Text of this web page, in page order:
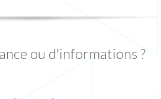
ou d'informations ?